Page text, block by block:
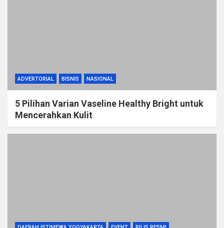
ADVERTORIAL BISNIS NASIONAL
5 Pilihan Varian Vaseline Healthy Bright untuk
Mencerahkan Kulit